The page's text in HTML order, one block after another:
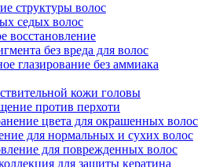
структуры волос
седых волос
восстановление
без вреда для волос
глазирование без аммиака
кожи головы
против перхоти
цвета для окрашенных волос
для нормальных и сухих волос
для поврежденных волос
для защиты кератина